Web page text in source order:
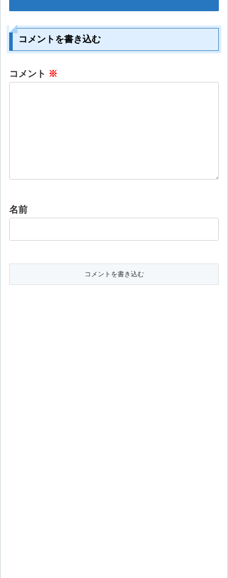
コメントを書き込む
コメント ※
名前